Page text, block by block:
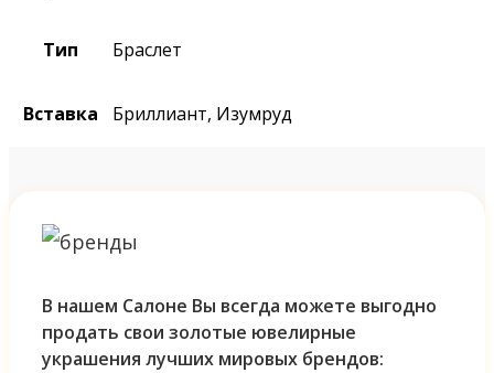
Тип Браслет
Вставка Бриллиант, Изумруд
В нашем Салоне Вы всегда можете выгодно
продать свои золотые ювелирные
украшения лучших мировых брендов: